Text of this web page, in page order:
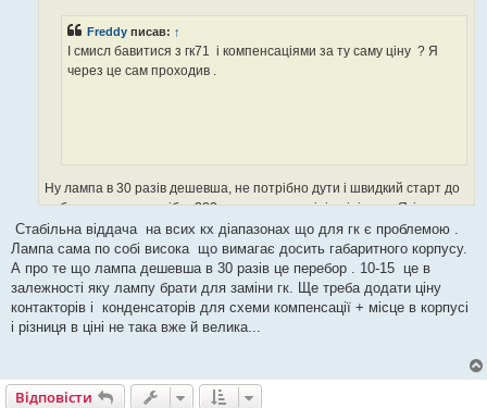
Freddy писав: ↑
І смисл бавитися з гк71 і компенсаціями за ту саму ціну ? Я
через це сам проходив .
Ну лампа в 30 разів дешевша, не потрібно дути і швидкий старт до
роботи, що ще потрібно??? а ну да, прострілів мінімум... Які ще вам
потрібні плюси?
Стабільна віддача на всих кх діапазонах що для гк є проблемою .
Лампа сама по собі висока що вимагає досить габаритного корпусу.
А про те що лампа дешевша в 30 разів це перебор . 10-15 це в
залежності яку лампу брати для заміни гк. Ще треба додати ціну
контакторів і конденсаторів для схеми компенсації + місце в корпусі
і різниця в ціні не така вже й велика...
Відповісти